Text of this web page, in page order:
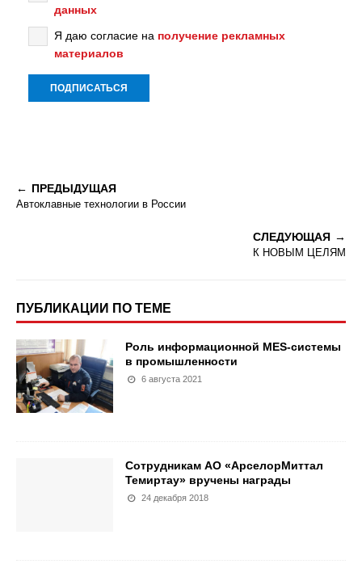
данных
Я даю согласие на получение рекламных
материалов
ПРЕДЫДУЩАЯ
Автоклавные технологии в России
СЛЕДУЮЩАЯ
К НОВЫМ ЦЕЛЯМ
ПУБЛИКАЦИИ ПО ТЕМЕ
Роль информационной MES-системы
в промышленности
6 августа 2021
Сотрудникам АО «АрселорМиттал
Темиртау» вручены награды
24 декабря 2018